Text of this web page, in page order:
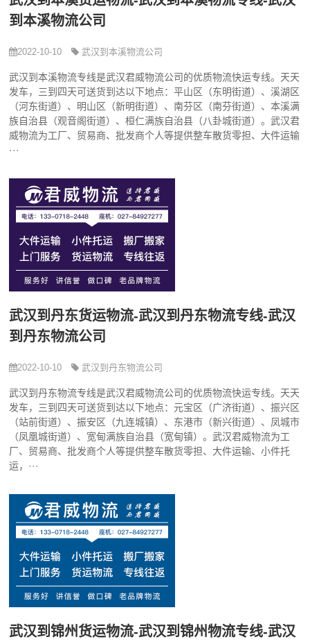
到本溪物流公司
2022-10-10 武汉到本溪物流公司
武汉到本溪物流专线是武汉君威物流公司的优质物流快运专线。天天
发车，三到四天可送货到达以下地点：平山区（东明街道）、溪湖区
（河东街道）、明山区（新明街道）、南芬区（南芬街道）、本溪满
族自治县（观音阁街道）、桓仁满族自治县（八卦城街道）。武汉君
威物流为工厂、贸易商、批发商个人等提供整车散货零担、大件运输
···
武汉到丹东货运物流-武汉到丹东物流专线-武汉
到丹东物流公司
2022-10-10 武汉到丹东物流公司
武汉到丹东物流专线是武汉君威物流公司的优质物流快运专线。天天
发车，三到四天可送货到达以下地点：元宝区（广济街道）、振兴区
（站前街道）、振安区（九连城镇）、东港市（新兴街道）、凤城市
（凤凰城街道）、宽甸满族自治县（宽甸镇）。武汉君威物流为工
厂、贸易商、批发商个人等提供整车散货零担、大件运输、小件托
运，···
武汉到锦州货运物流-武汉到锦州物流专线-武汉